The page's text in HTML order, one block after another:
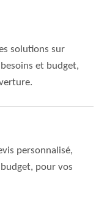
solutions sur
et budget,
personnalisé,
pour vos